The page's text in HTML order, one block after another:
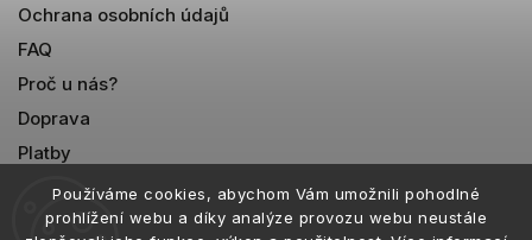
Používáme cookies, abychom Vám umožnili pohodlné
prohlížení webu a díky analýze provozu webu neustále
Ochrana osobních údajů
FAQ
Proč u nás?
Doprava
Platby